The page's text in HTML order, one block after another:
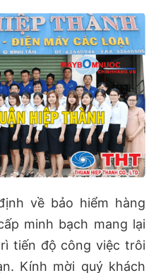
về bảo hiểm hàng
minh bạch mang lại
tiến độ công việc trôi
Kính mời quý khách